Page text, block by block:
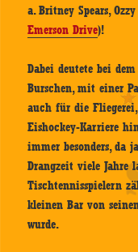
a. Britney Spears,
Emerson Drive)!
Dabei deutete bei
Burschen, mit einer
auch für die
Eishockey-Karriere
immer besonders,
Drangzeit viele Jahre
Tischtennisspielern
kleinen Bar von
wurde.